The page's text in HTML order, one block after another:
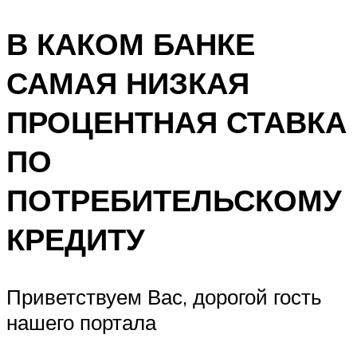
В КАКОМ БАНКЕ
САМАЯ НИЗКАЯ
ПРОЦЕНТНАЯ СТАВКА
ПО
ПОТРЕБИТЕЛЬСКОМУ
КРЕДИТУ
Приветствуем Вас, дорогой гость
нашего портала